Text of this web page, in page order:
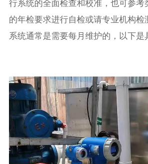
行系统的全面检查和校准，也可参考
的年检要求进行自检或请专业机构检
系统通常是需要每月维护的，以下是